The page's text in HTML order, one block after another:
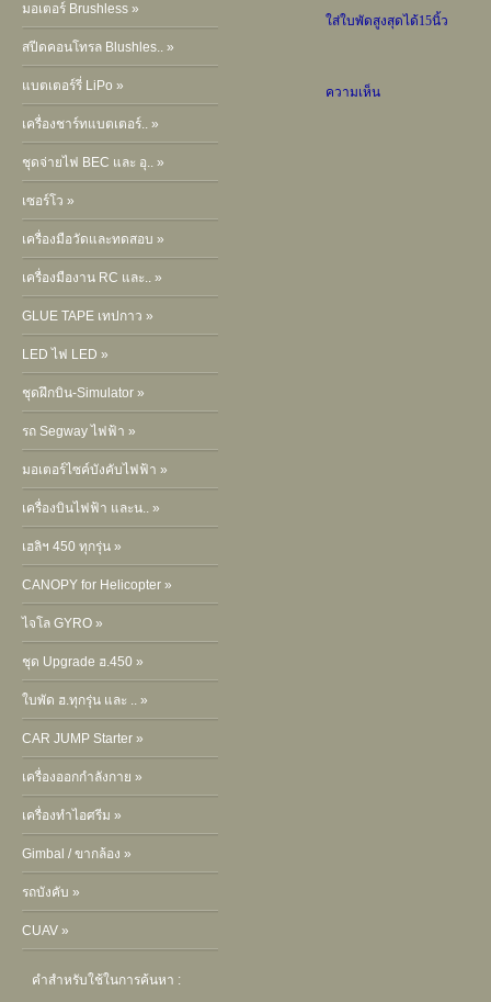
มอเตอร์ Brushless »
สปีดคอนโทรล Blushles.. »
แบตเตอร์รี่ LiPo »
เครื่องชาร์ทแบตเตอร์.. »
ชุดจ่ายไฟ BEC และ อุ.. »
เซอร์โว »
เครื่องมือวัดและทดสอบ »
เครื่องมืองาน RC และ.. »
GLUE TAPE เทปกาว »
LED ไฟ LED »
ชุดฝึกบิน-Simulator »
รถ Segway ไฟฟ้า »
มอเตอร์ไซค์บังคับไฟฟ้า »
เครื่องบินไฟฟ้า และน.. »
เฮลิฯ 450 ทุกรุ่น »
CANOPY for Helicopter »
ไจโล GYRO »
ชุด Upgrade ฮ.450 »
ใบพัด ฮ.ทุกรุ่น และ .. »
CAR JUMP Starter »
เครื่องออกกำลังกาย »
เครื่องทำไอศรีม »
Gimbal / ขากล้อง »
รถบังคับ »
CUAV »
คำสำหรับใช้ในการค้นหา :
ใส่ใบพัดสูงสุดได้15นิ้ว
ความเห็น